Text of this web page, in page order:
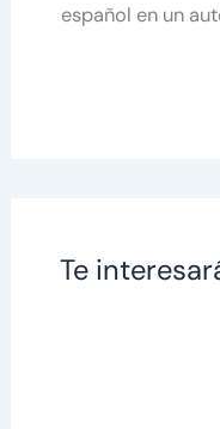
español en un
Te